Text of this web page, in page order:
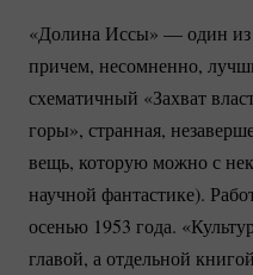
«Долина Иссы» — один
причем, несомненно,
схематичный «Захват
горы», странная,
вещь, которую можно с
научной фантастике).
осенью 1953 года.
главой, а отдельной